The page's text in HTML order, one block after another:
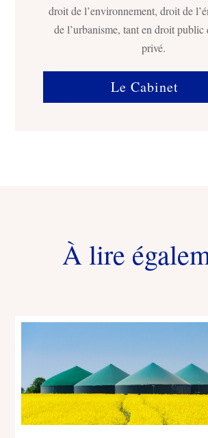
droit de l’environnement, droit de
de l’urbanisme, tant en droit public
privé.
Le Cabinet
À lire